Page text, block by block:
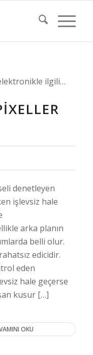
ilgili…
denetleyen
işlevsiz hale
arka planın
belli olur.
edicidir.
eden
hale geçerse
kusur […]
OKU